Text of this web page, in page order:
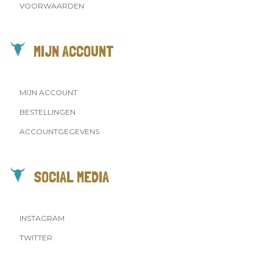
VOORWAARDEN
MIJN ACCOUNT
MIJN ACCOUNT
BESTELLINGEN
ACCOUNTGEGEVENS
SOCIAL MEDIA
INSTAGRAM
TWITTER